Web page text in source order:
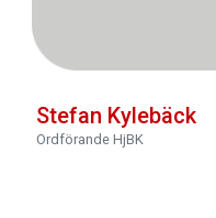
Stefan Kylebäck
Ordförande HjBK